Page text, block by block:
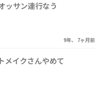
ッサン連行なう
9年、 7ヶ月前
メイクさんやめて